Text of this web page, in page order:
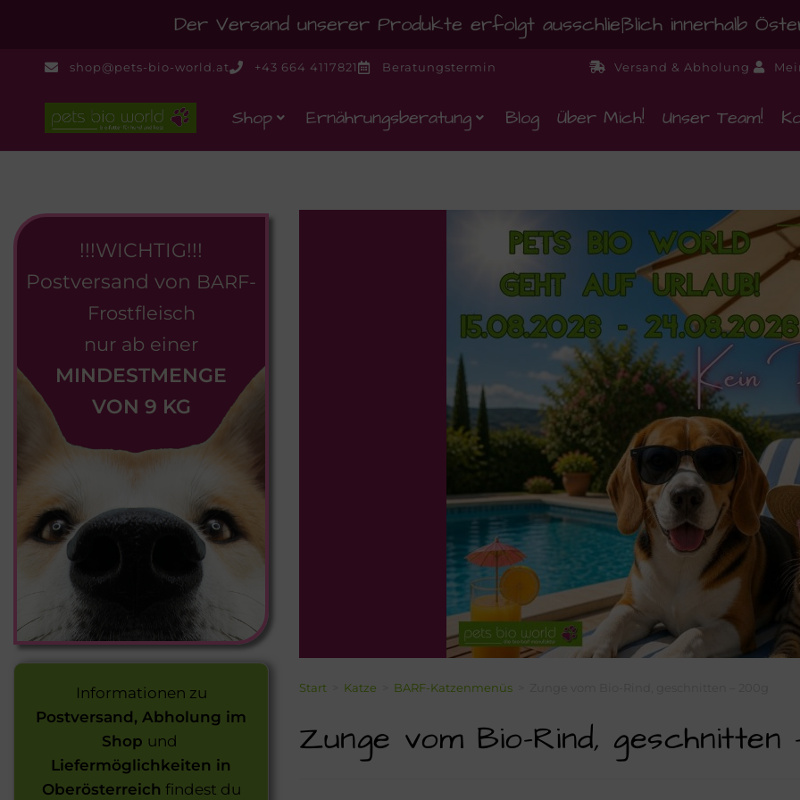
Der Versand unserer Produkte erfolgt ausschließlich innerhalb
shop@pets-bio-world.at +43 664 4117821 Beratungstermin Versand & Abholung
Shop Ernährungsberatung Blog Über Mich! Unser Team!
!!!WICHTIG!!!
Postversand von BARF-
Frostfleisch
nur ab einer
MINDESTMENGE
VON 9 KG
Informationen zu
Postversand, Abholung im
Shop und
Liefermöglichkeiten in
Oberösterreich findest du
Start Katze BARF-Katzenmenüs
Zunge vom Bio-Rind, geschnitten